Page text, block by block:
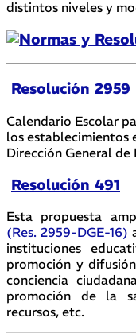
distintos niveles y
Resolución 2959
Calendario Escolar
los establecimientos
Dirección General de
Resolución 491
Esta propuesta
(Res. 2959-DGE-16)
instituciones
promoción y
conciencia
promoción de la
recursos, etc.